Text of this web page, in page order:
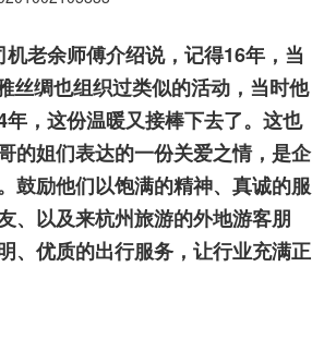
老余师傅介绍说，记得16年，当
丝绸也组织过类似的活动，当时他
，这份温暖又接棒下去了。这也
的姐们表达的一份关爱之情，是企
鼓励他们以饱满的精神、真诚的服
、以及来杭州旅游的外地游客朋
、优质的出行服务，让行业充满正